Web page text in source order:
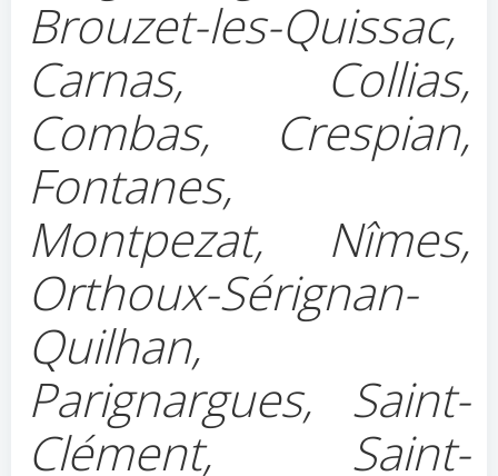
Brouzet-les-Quissac,
Carnas, Collias,
Combas, Crespian,
Fontanes,
Montpezat, Nîmes,
Orthoux-Sérignan-
Quilhan,
Parignargues, Saint-
Clément, Saint-